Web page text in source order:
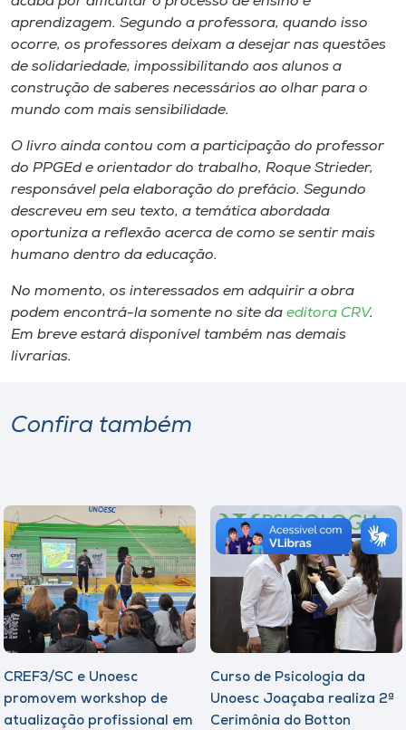
aprendizagem. Segundo a professora, quando isso
ocorre, os professores deixam a desejar nas questões
de solidariedade, impossibilitando aos alunos a
construção de saberes necessários ao olhar para o
mundo com mais sensibilidade.
O livro ainda contou com a participação do professor
do PPGEd e orientador do trabalho, Roque Strieder,
responsável pela elaboração do prefácio. Segundo
descreveu em seu texto, a temática abordada
oportuniza a reflexão acerca de como se sentir mais
humano dentro da educação.
No momento, os interessados em adquirir a obra
podem encontrá-la somente no site da editora CRV.
Em breve estará disponível também nas demais
livrarias.
Confira também
CREF3/SC e Unoesc
promovem workshop de
atualização profissional em
Curso de Psicologia da
Unoesc Joaçaba realiza 2ª
Cerimônia do Botton